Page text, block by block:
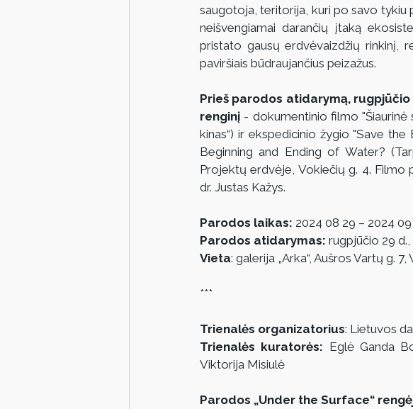
saugotoja, teritorija, kuri po savo tykiu
neišvengiamai darančių įtaką
pristato gausų erdvėvaizdžių rinkinį,
paviršiais būdraujančius peizažus.
Prieš parodos atidarymą,
renginį - dokumentinio filmo
kinas“) ir ekspedicinio žygio "Save
Beginning and Ending of Water?
Projektų erdvėje, Vokiečių g. 4. Filmo
dr. Justas Kažys.
Parodos laikas: 2024 08 29 – 2024
Parodos atidarymas: rugpjūčio 29
Vieta: galerija „Arka“, Aušros Vartų g. 7,
***
Trienalės organizatorius: Lietuvos
Trienalės kuratorės: Eglė Ganda
Viktorija Misiulė
Parodos „Under the Surface“